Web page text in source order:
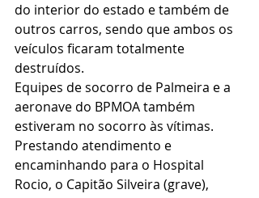
do interior do estado e também de
outros carros, sendo que ambos os
veículos ficaram totalmente
destruídos.
Equipes de socorro de Palmeira e a
aeronave do BPMOA também
estiveram no socorro às vítimas.
Prestando atendimento e
encaminhando para o Hospital
Rocio, o Capitão Silveira (grave),